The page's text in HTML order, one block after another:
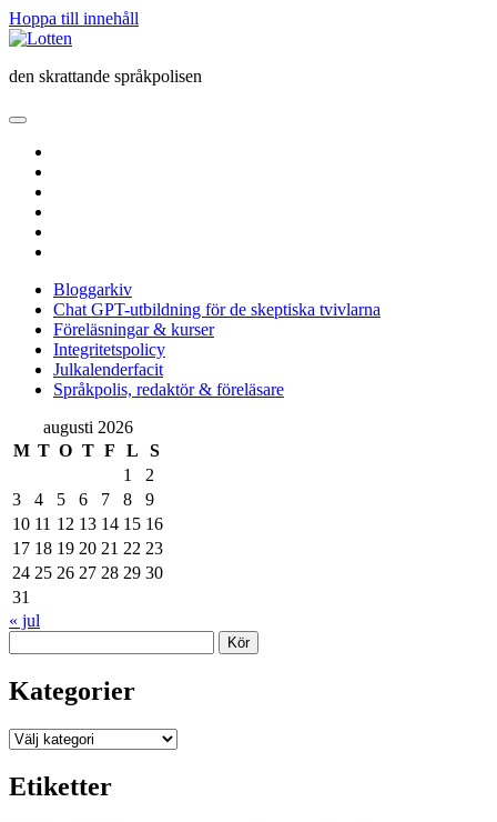
Hoppa till innehåll
Lotten
den skrattande språkpolisen
öppna
meny
Bloggarkiv
Chat GPT-utbildning för de skeptiska tvivlarna
Föreläsningar & kurser
Integritetspolicy
Julkalenderfacit
Språkpolis, redaktör & föreläsare
Sidopanel
augusti 2026
M T O T F L
S
1
2
3
4 5 6 7 8
9
10 11 12 13 14 15 16
17 18 19 20 21 22 23
24 25 26 27 28 29 30
31
« jul
Kategorier
Kategorier
Etiketter